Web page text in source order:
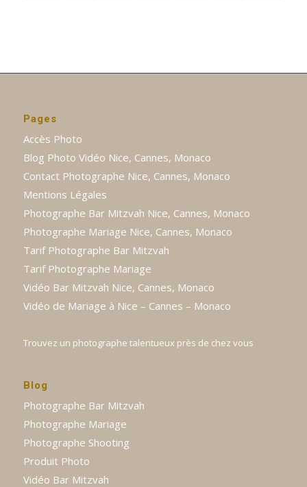
Pages
Accès Photo
Blog Photo Vidéo Nice, Cannes, Monaco
Contact Photographe Nice, Cannes, Monaco
Mentions Légales
Photographe Bar Mitzvah Nice, Cannes, Monaco
Photographe Mariage Nice, Cannes, Monaco
Tarif Photographe Bar Mitzvah
Tarif Photographe Mariage
Vidéo Bar Mitzvah Nice, Cannes, Monaco
Vidéo de Mariage à Nice – Cannes – Monaco
Trouvez un photographe talentueux près de chez vous
Blog
Photographe Bar Mitzvah
Photographe Mariage
Photographe Shooting
Produit Photo
Vidéo Bar Mitzvah